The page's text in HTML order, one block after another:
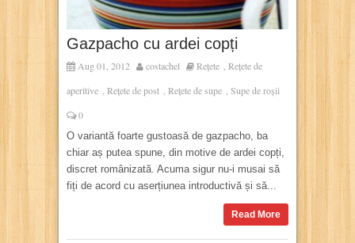
Gazpacho cu ardei copți
Aug 01, 2012 costachel Rețete , Rețete de
aperitive , Rețete de post , Rețete de supe , Supe de roșii
0
O variantă foarte gustoasă de gazpacho, ba
chiar aș putea spune, din motive de ardei copți,
discret românizată. Acuma sigur nu-i musai să
fiți de acord cu aserțiunea introductivă și să...
Read More